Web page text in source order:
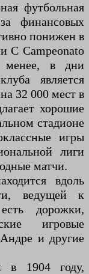
футбольная
финансовых
понижен в
C Campeonato
менее, в дни
является
32 000 мест в
хорошие
стадионе
игры
лиги
матчи.
вдоль
ведущей к
дорожки,
игровые
и другие
в 1904 году,